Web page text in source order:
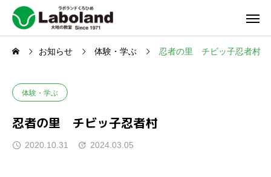
お知らせ 体験・学ぶ 忍者の里 チビッ子忍者村
体験・学ぶ
忍者の里 チビッ子忍者村
2020.10.31 2024.03.05